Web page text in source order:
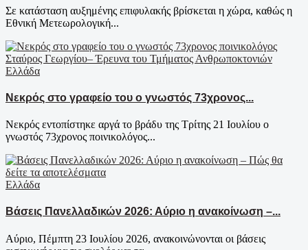
Σε κατάσταση αυξημένης επιφυλακής βρίσκεται η χώρα, καθώς η
Εθνική Μετεωρολογική...
Ελλάδα
Νεκρός στο γραφείο του ο γνωστός 73χρονος...
Νεκρός εντοπίστηκε αργά το βράδυ της Τρίτης 21 Ιουλίου ο
γνωστός 73χρονος ποινικολόγος...
Ελλάδα
Βάσεις Πανελλαδικών 2026: Αύριο η ανακοίνωση –...
Αύριο, Πέμπτη 23 Ιουλίου 2026, ανακοινώνονται οι βάσεις